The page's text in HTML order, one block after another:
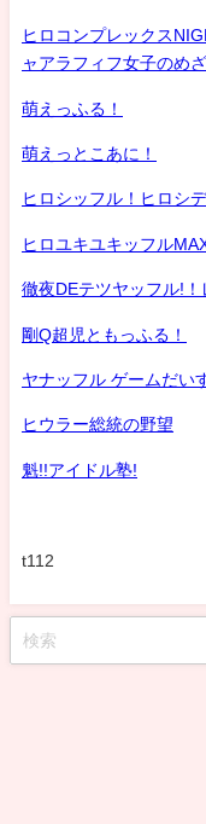
ヒロコンプレックス
ャアラフィフ女子のめ
萌えっふる！
萌えっとこあに！
ヒロシッフル！ヒロシ
ヒロユキユキッフル
徹夜DEテツヤッフル!！
剛Q超児ともっふる！
ヤナッフル ゲームだい
ヒウラー総統の野望
魁!!アイドル塾!
t112